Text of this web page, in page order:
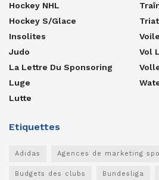
Hockey NHL
Hockey S/glace
Insolites
Judo
La Lettre Du Sponsoring
Luge
Lutte
Voile
Vol
Etiquettes
Adidas Agences de marketing
Budgets des clubs Bundesliga